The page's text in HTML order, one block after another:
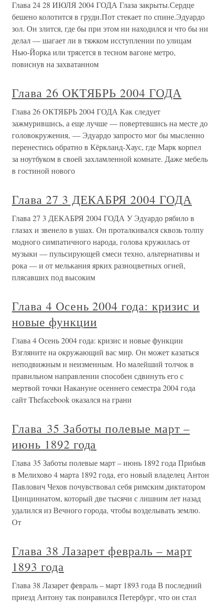
Глава 24 28 ИЮЛЯ 2004 ГОДА Глаза закрыты.Сердце
бешено колотится в груди.Пот стекает по спине.Эдуардо
зол. Он злится, где бы при этом ни находился и что бы ни
делал — шагает ли в тяжком исступлении по улицам
Нью-Йорка или трясется в тесном вагоне метро,
повиснув на захватанном
Глава 26 ОКТЯБРЬ 2004 ГОДА
Глава 26 ОКТЯБРЬ 2004 ГОДА Как следует
зажмурившись, а еще лучше — повертевшись на месте до
головокружения, — Эдуардо запросто мог бы мысленно
перенестись обратно в Кёркланд-Хаус, где Марк корпел
за ноутбуком в своей захламленной комнате. Даже мебель
в гостиной нового
Глава 27 3 ДЕКАБРЯ 2004 ГОДА
Глава 27 3 ДЕКАБРЯ 2004 ГОДА У Эдуардо рябило в
глазах и звенело в ушах. Он проталкивался сквозь толпу
модного симпатичного народа, голова кружилась от
музыки — пульсирующей смеси техно, альтернативы и
рока — и от мелькания ярких разноцветных огней,
плясавших под высоким
Глава 4 Осень 2004 года: кризис и
новые функции
Глава 4 Осень 2004 года: кризис и новые функции
Взгляните на окружающий вас мир. Он может казаться
неподвижным и неизменным. Но малейший толчок в
правильном направлении способен сдвинуть его с
мертвой точки Накануне осеннего семестра 2004 года
сайт Thefacebook оказался на грани
Глава 35 Заботы полевые март –
июнь 1892 года
Глава 35 Заботы полевые март – июнь 1892 года Прибыв
в Мелихово 4 марта 1892 года, его новый владелец Антон
Павлович Чехов почувствовал себя римским диктатором
Цинциннатом, который две тысячи с лишним лет назад
удалился из Вечного города, чтобы возделывать землю.
От
Глава 38 Лазарет февраль – март
1893 года
Глава 38 Лазарет февраль – март 1893 года В последний
приезд Антону так понравился Петербург, что он стал